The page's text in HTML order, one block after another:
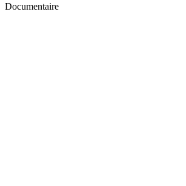
Documentaire